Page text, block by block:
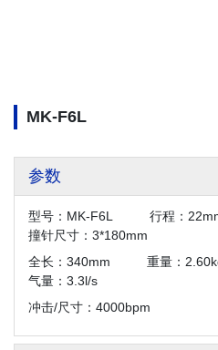
MK-F6L
参数
型号：MK-F6L 行程：
撞针尺寸：3*180mm
全长：340mm 重量：
气量：3.3l/s
冲击/尺寸：4000bpm